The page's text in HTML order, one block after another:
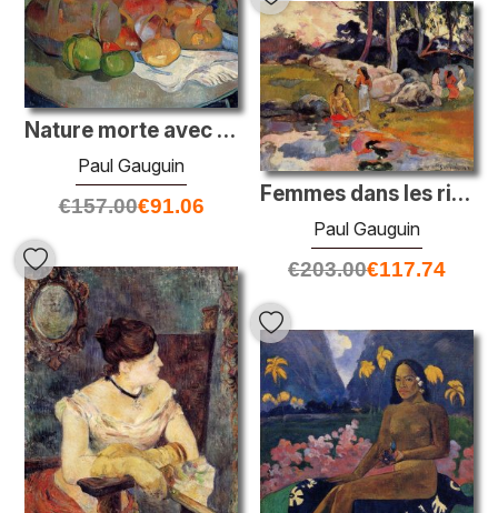
Nature morte avec oignons, betterave et imprimé japonais
Paul Gauguin
€157.00€91.06 Femmes dans les rives de la rivière
Paul Gauguin
€203.00€117.74